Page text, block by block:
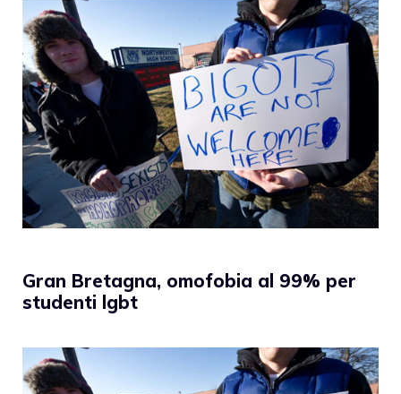
Gran Bretagna, omofobia al 99% per
studenti lgbt